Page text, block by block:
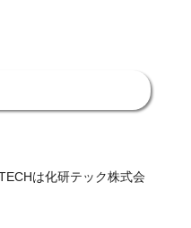
は化研テック株式会